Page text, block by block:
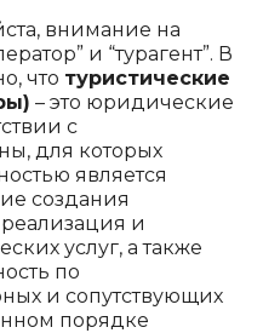
внимание на
и “турагент”. В
что туристические
– это юридические
с
для которых
является
создания
реализация и
услуг, а также
по
и сопутствующих
порядке